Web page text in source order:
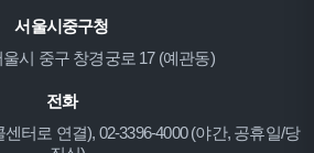
서울시중구청
울시 중구 창경궁로 17 (예관동)
전화
센터로 연결), 02-3396-4000 (야간, 공휴일/당